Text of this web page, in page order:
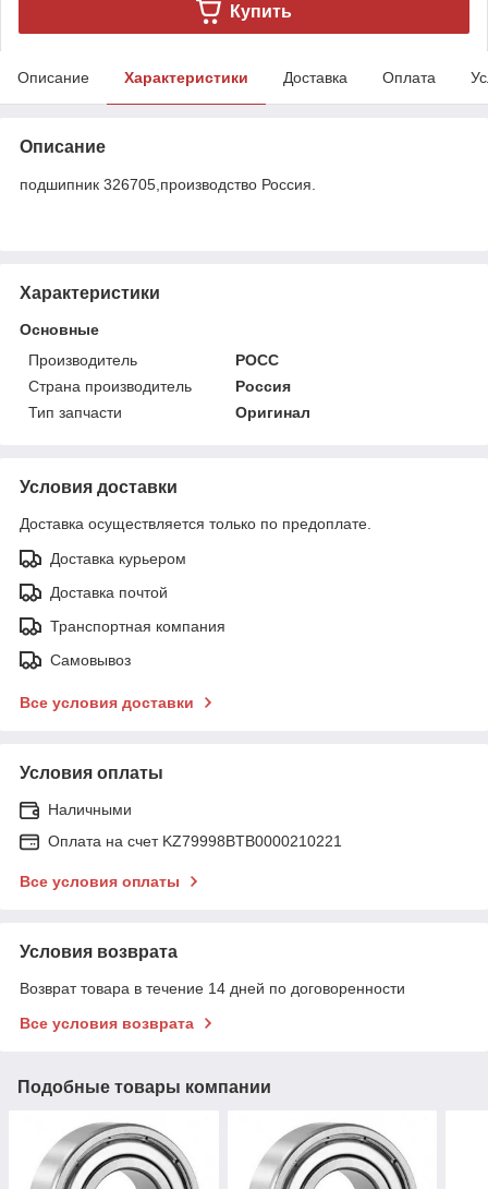
Купить
Описание Характеристики Доставка Оплата
Описание
подшипник 326705,производство Россия.
Характеристики
Основные
Производитель
РОСС
Страна производитель
Россия
Тип запчасти
Оригинал
Условия доставки
Доставка осуществляется только по предоплате.
Доставка курьером
Доставка почтой
Транспортная компания
Самовывоз
Все условия доставки
Условия оплаты
Наличными
Оплата на счет KZ79998BTB0000210221
Все условия оплаты
Условия возврата
Возврат товара в течение 14 дней по договоренности
Все условия возврата
Подобные товары компании